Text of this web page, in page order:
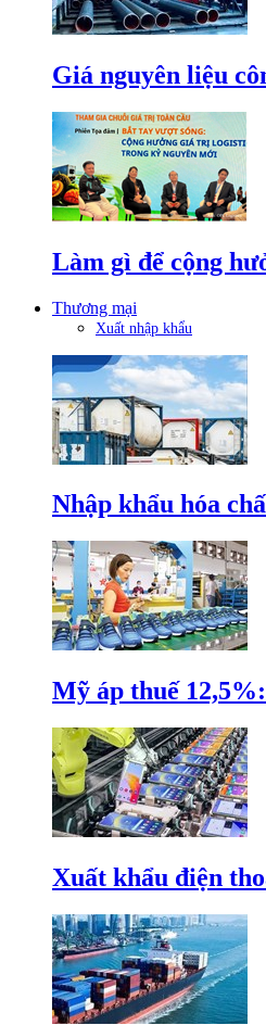
Giá nguyên liệu
Làm gì để cộng
Thương mại
Xuất nhập khẩu
Nhập khẩu hóa
Mỹ áp thuế
Xuất khẩu điện